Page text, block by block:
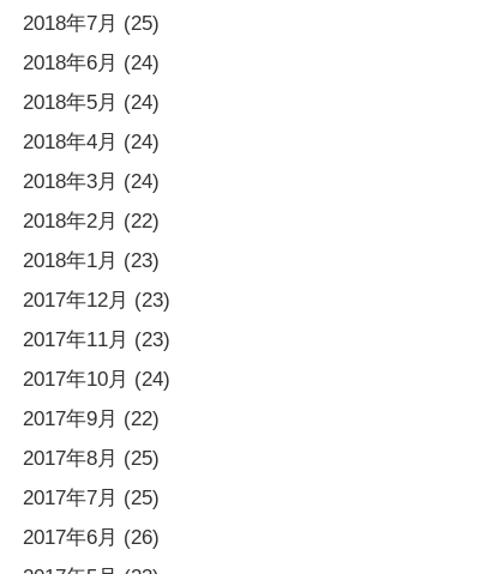
2018年7月 (25)
2018年6月 (24)
2018年5月 (24)
2018年4月 (24)
2018年3月 (24)
2018年2月 (22)
2018年1月 (23)
2017年12月 (23)
2017年11月 (23)
2017年10月 (24)
2017年9月 (22)
2017年8月 (25)
2017年7月 (25)
2017年6月 (26)